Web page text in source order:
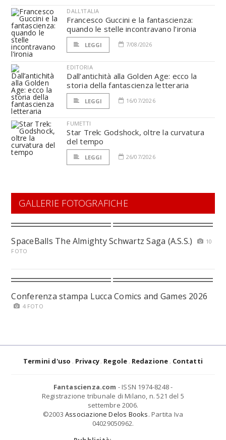
DALL'ITALIA
Francesco Guccini e la fantascienza:
quando le stelle incontravano l’ironia
LEGGI 7/08/2026
EDITORIA
Dall’antichità alla Golden Age: ecco la
storia della fantascienza letteraria
LEGGI 16/07/2026
FUMETTI
Star Trek: Godshock, oltre la curvatura
del tempo
LEGGI 26/07/2026
GALLERIE FOTOGRAFICHE
SpaceBalls The Almighty Schwartz Saga (A.S.S.)
10
FOTO
Conferenza stampa Lucca Comics and Games 2026
4 FOTO
Termini d'uso Privacy Regole Redazione Contatti
Fantascienza.com - ISSN 1974-8248 -
Registrazione tribunale di Milano, n. 521 del 5
settembre 2006.
©2003 Associazione Delos Books. Partita Iva
04029050962.